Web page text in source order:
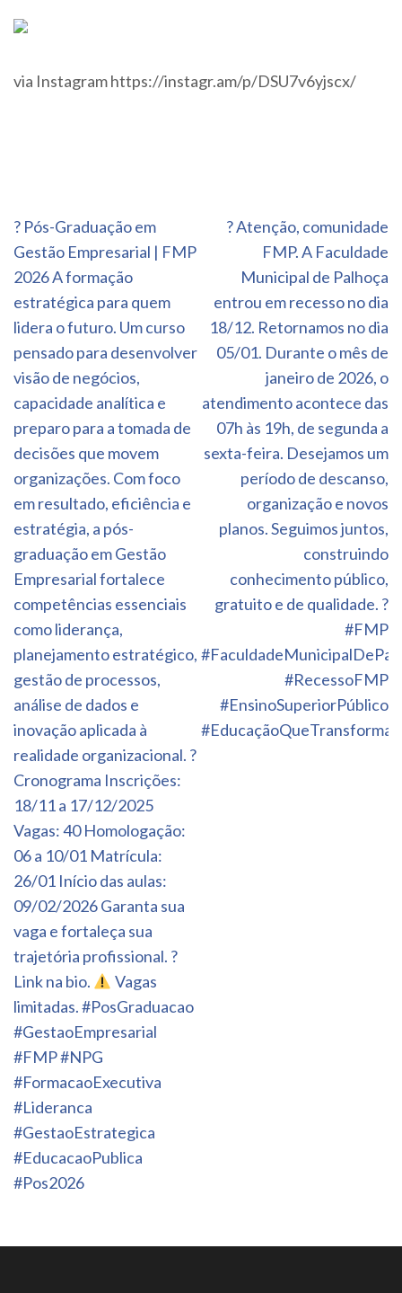
via Instagram https://instagr.am/p/DSU7v6yjscx/
Navegação
de
Post
? Pós-Graduação em
Gestão Empresarial | FMP
2026 A formação
estratégica para quem
lidera o futuro. Um curso
pensado para desenvolver
visão de negócios,
capacidade analítica e
preparo para a tomada de
decisões que movem
organizações. Com foco
em resultado, eficiência e
estratégia, a pós-
graduação em Gestão
Empresarial fortalece
competências essenciais
como liderança,
planejamento estratégico,
gestão de processos,
análise de dados e
inovação aplicada à
realidade organizacional. ?
Cronograma Inscrições:
18/11 a 17/12/2025
Vagas: 40 Homologação:
06 a 10/01 Matrícula:
26/01 Início das aulas:
09/02/2026 Garanta sua
vaga e fortaleça sua
trajetória profissional. ?
Link na bio.
Vagas
limitadas. #PosGraduacao
#GestaoEmpresarial
#FMP #NPG
#FormacaoExecutiva
#Lideranca
#GestaoEstrategica
#EducacaoPublica
#Pos2026
? Atenção, comunidade
FMP. A Faculdade
Municipal de Palhoça
entrou em recesso no dia
18/12. Retornamos no dia
05/01. Durante o mês de
janeiro de 2026, o
atendimento acontece das
07h às 19h, de segunda a
sexta-feira. Desejamos um
período de descanso,
organização e novos
planos. Seguimos juntos,
construindo
conhecimento público,
gratuito e de qualidade. ?
#FMP
#RecessoFMP
#EnsinoSuperiorPúblico
#EducaçãoQueTransforma